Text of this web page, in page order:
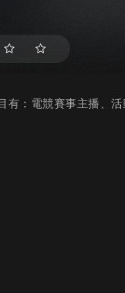
有：電競賽事主播、